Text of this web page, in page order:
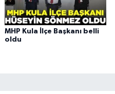
MHP Kula İlçe Başkanı belli
oldu